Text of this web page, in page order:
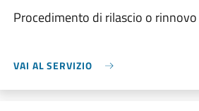
Procedimento di rilascio o
VAI AL SERVIZIO